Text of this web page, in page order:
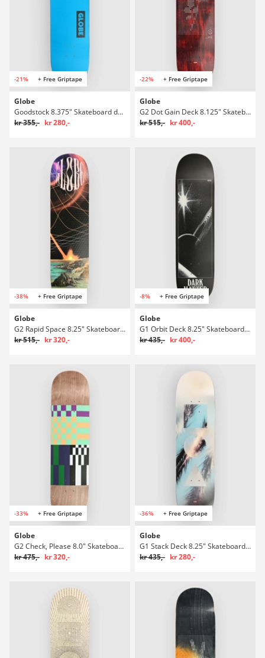
-21% + Free Griptape
Globe
Goodstock 8.375" Skateboard deck
kr 355,- kr 280,-
-22% + Free Griptape
Globe
G2 Dot Gain Deck 8.125" Skateboard deck
kr 515,- kr 400,-
-38% + Free Griptape
Globe
G2 Rapid Space 8.25" Skateboard deck
kr 515,- kr 320,-
-8% + Free Griptape
Globe
G1 Orbit Deck 8.25" Skateboard deck
kr 435,- kr 400,-
-33% + Free Griptape
Globe
G2 Check, Please 8.0" Skateboard deck
kr 475,- kr 320,-
-36% + Free Griptape
Globe
G1 Stack Deck 8.25" Skateboard deck
kr 435,- kr 280,-